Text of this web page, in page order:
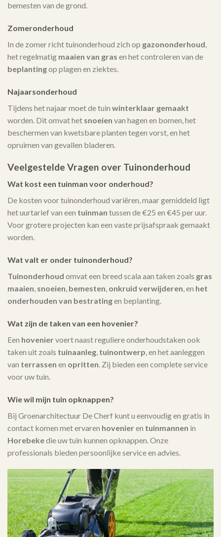
bemesten van de grond.
Zomeronderhoud
In de zomer richt tuinonderhoud zich op gazononderhoud,
het regelmatig maaien van gras en het controleren van de
beplantingop plagen en ziektes.
Najaarsonderhoud
Tijdens het najaar moet de tuin winterklaar gemaakt
worden. Dit omvat het snoeien van hagen en bomen, het
beschermen van kwetsbare planten tegen vorst, en het
opruimen van gevallen bladeren.
Veelgestelde Vragen over Tuinonderhoud
Wat kost een tuinman voor onderhoud?
De kosten voor tuinonderhoud variëren, maar gemiddeld ligt
het uurtarief van een tuinman tussen de €25 en €45 per uur.
Voor grotere projecten kan een vaste prijsafspraak gemaakt
worden.
Wat valt er onder tuinonderhoud?
Tuinonderhoud omvat een breed scala aan taken zoals gras
maaien, snoeien, bemesten, onkruid verwijderen, en het
onderhouden van bestratingen beplanting.
Wat zijn de taken van een hovenier?
Een hoveniervoert naast reguliere onderhoudstaken ook
taken uit zoals tuinaanleg, tuinontwerp, en het aanleggen
van terrassen en opritten. Zij bieden een complete service
voor uw tuin.
Wie wil mijn tuin opknappen?
Bij Groenarchitectuur De Cherf kunt u eenvoudig en gratis in
contact komen met ervaren hovenieren tuinmannen in
Horebekedie uw tuin kunnen opknappen. Onze
professionals bieden persoonlijke service en advies.